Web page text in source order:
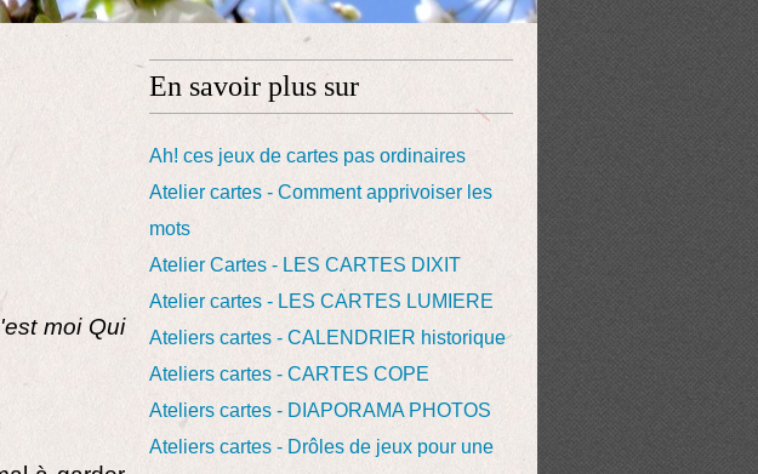
moi Qui
En savoir plus sur
Ah! ces jeux de cartes pas ordinaires
Atelier cartes - Comment apprivoiser les
mots
Atelier Cartes - LES CARTES DIXIT
Atelier cartes - LES CARTES LUMIERE
Ateliers cartes - CALENDRIER historique
Ateliers cartes - CARTES COPE
Ateliers cartes - DIAPORAMA PHOTOS
Ateliers cartes - Drôles de jeux pour une